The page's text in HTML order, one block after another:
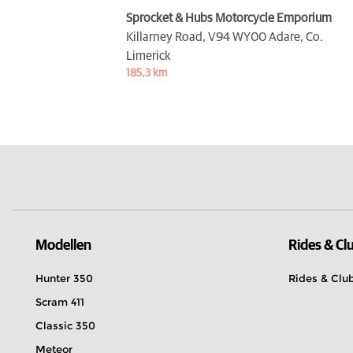
Sprocket & Hubs Motorcycle Emporium
Killarney Road, V94 WY00 Adare, Co.
Limerick
185,3 km
Modellen
Hunter 350
Scram 411
Classic 350
Meteor
Rides &
Rides &